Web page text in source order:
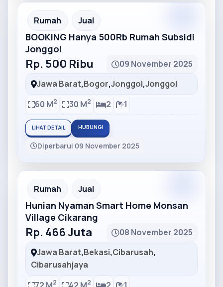
Partner Ad
Rumah Jual
BOOKING Hanya 500Rb Rumah Subsidi
Jonggol
Rp. 500 Ribu
09 November 2025
Jawa Barat,Bogor,Jonggol,Jonggol
60 M2 30 M2 2 1
LIHAT DETAIL HUBUNGI
Diperbarui 09 November 2025
Partner Ad
Rumah Jual
Hunian Nyaman Smart Home Monsan
Village Cikarang
Rp. 466 Juta
08 November 2025
Jawa Barat,Bekasi,Cibarusah,
Cibarusahjaya
2 2